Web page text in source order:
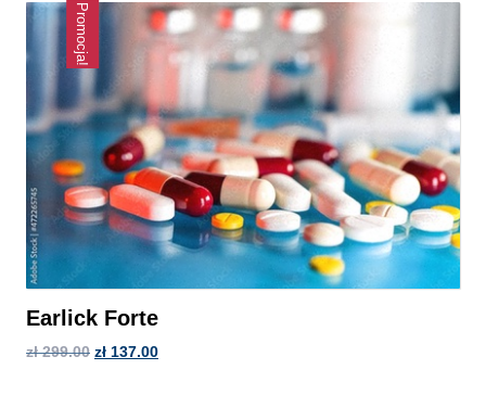
Promocja!
Earlick Forte
zł299.00 zł 137.00